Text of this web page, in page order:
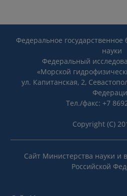
Федеральное
науки
Федеральный
«Морской
ул. Капитанская, 2,
Тел./факс: +7
Copyright (C)
Сайт Министерства науки и
Российской